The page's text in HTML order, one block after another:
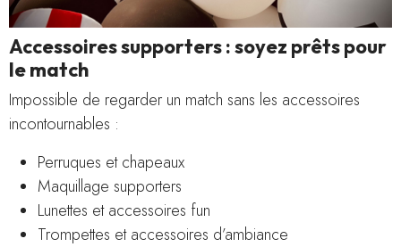
Accessoires supporters : soyez prêts pour
le match
Impossible de regarder un match sans les accessoires
incontournables :
Perruques et chapeaux
Maquillage supporters
Lunettes et accessoires fun
Trompettes et accessoires d’ambiance